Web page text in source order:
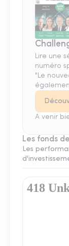
Lire une
numéro
"Le
A venir
Les fonds
Les